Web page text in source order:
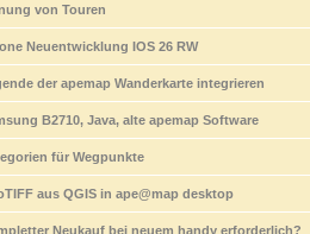
von Touren
Neuentwicklung IOS 26 RW
der apemap Wanderkarte integrieren
B2710, Java, alte apemap Software
für Wegpunkte
aus QGIS in ape@map desktop
Neukauf bei neuem handy erforderlich?